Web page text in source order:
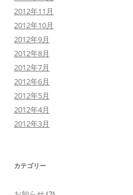
2012年11月
2012年10月
2012年9月
2012年8月
2012年7月
2012年6月
2012年5月
2012年4月
2012年3月
カテゴリー